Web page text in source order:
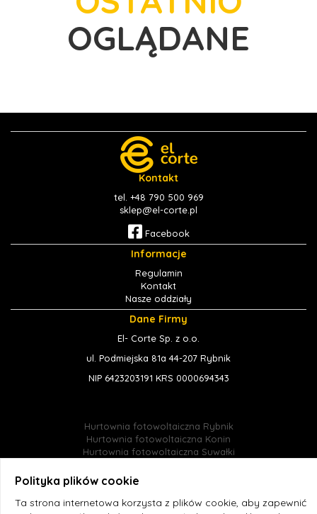
OGLĄDANE
Kontakt
tel. +48 790 500 969
sklep@el-corte.pl
Facebook
Informacje
Regulamin
Kontakt
Nasze oddziały
Dane Firmy
El- Corte Sp. z o.o.
ul. Podmiejska 81a 44-207 Rybnik
NIP 6423203191 KRS 0000694343
Hurtownia fotowoltaiczna Rybnik
Hurtownia fotowoltaiczna Konin
Hurtownia fotowoltaiczna Suwałki
Hurtownia fotowoltaiczna Śląsk
Hurtownia fotowoltaiczna online
Polityka plików cookie
Ta strona internetowa korzysta z plików cookie, aby zapewnić